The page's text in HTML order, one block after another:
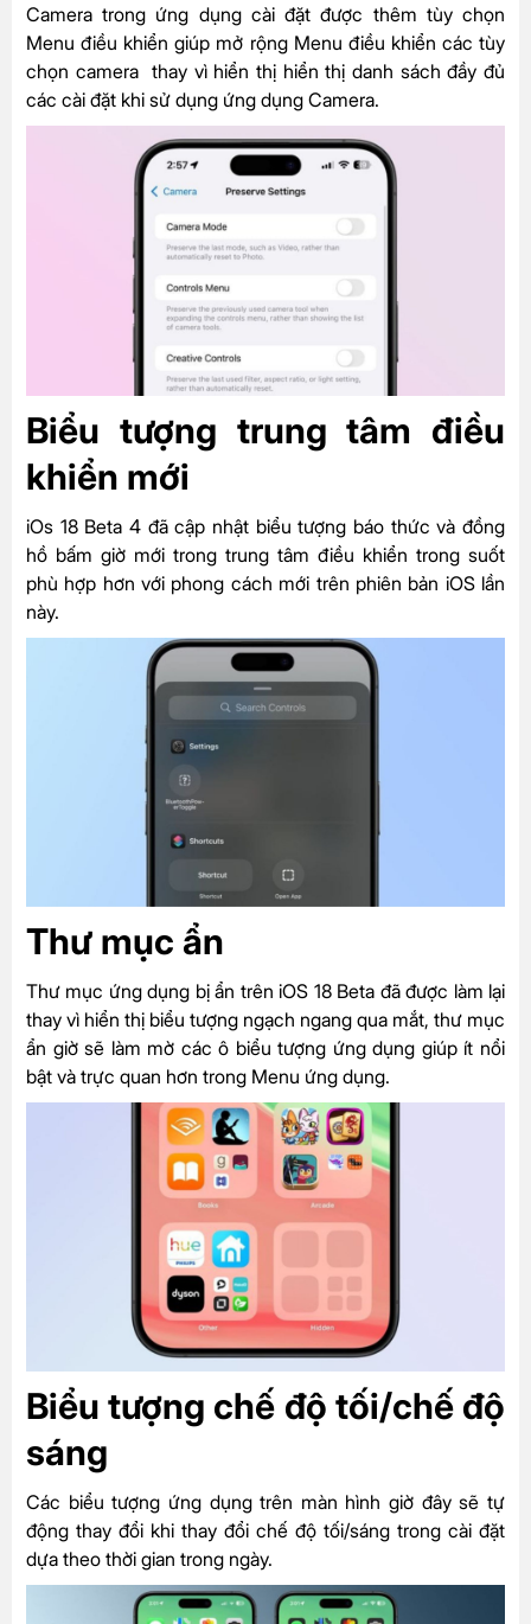
Camera trong ứng dụng cài đặt được thêm tùy chọn
Menu điều khiển giúp mở rộng Menu điều khiển các tùy
chọn camera thay vì hiển thị hiển thị danh sách đầy đủ
các cài đặt khi sử dụng ứng dụng Camera.
Biểu tượng trung tâm điều
khiển mới
iOs 18 Beta 4 đã cập nhật biểu tượng báo thức và đồng
hồ bấm giờ mới trong trung tâm điều khiển trong suốt
phù hợp hơn với phong cách mới trên phiên bản iOS lần
này.
Thư mục ẩn
Thư mục ứng dụng bị ẩn trên iOS 18 Beta đã được làm lại
thay vì hiển thị biểu tượng ngạch ngang qua mắt, thư mục
ẩn giờ sẽ làm mờ các ô biểu tượng ứng dụng giúp ít nổi
bật và trực quan hơn trong Menu ứng dụng.
Biểu tượng chế độ tối/chế độ
sáng
Các biểu tượng ứng dụng trên màn hình giờ đây sẽ tự
động thay đổi khi thay đổi chế độ tối/sáng trong cài đặt
dựa theo thời gian trong ngày.